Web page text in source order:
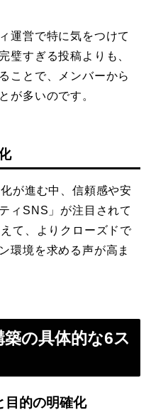
運営で特に気をつけて
璧すぎる投稿よりも、
ことで、メンバーから
が多いのです。
が進む中、信頼感や安
ィSNS」が注目されて
て、よりクローズドで
環境を求める声が高ま
の具体的な6ス
目的の明確化